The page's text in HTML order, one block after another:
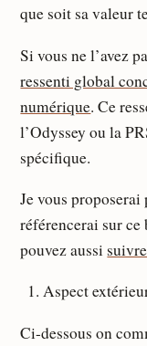
que soit sa valeur
Si vous ne l’avez
ressenti global
numérique. Ce
l’Odyssey ou la
spécifique.
Je vous
référencerai sur
pouvez aussi
Aspect
Ci-dessous on